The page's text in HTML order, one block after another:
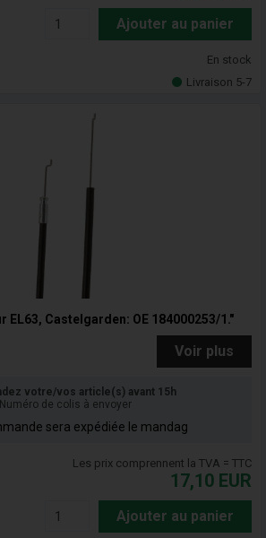
Ajouter au panier
En stock
Livraison 5-7
EL63, Castelgarden: OE 184000253/1."
Voir plus
votre/vos article(s) avant 15h
Numéro de colis à envoyer
sera expédiée le mandag
Les prix comprennent la TVA = TTC
17,10 EUR
Ajouter au panier